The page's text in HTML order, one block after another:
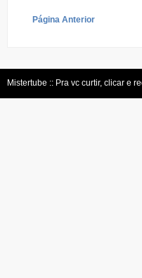
Página Anterior
Mistertube :: Pra vc curtir, clicar e